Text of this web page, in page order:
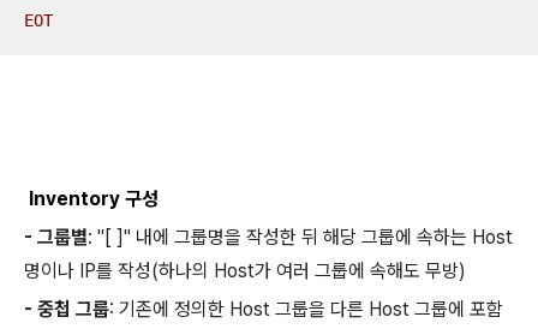
EOT
Inventory 구성
- 그룹별: "[ ]" 내에 그룹명을 작성한 뒤 해당 그룹에 속하는 Host
명이나 IP를 작성(하나의 Host가 여러 그룹에 속해도 무방)
- 중첩 그룹: 기존에 정의한 Host 그룹을 다른 Host 그룹에 포함